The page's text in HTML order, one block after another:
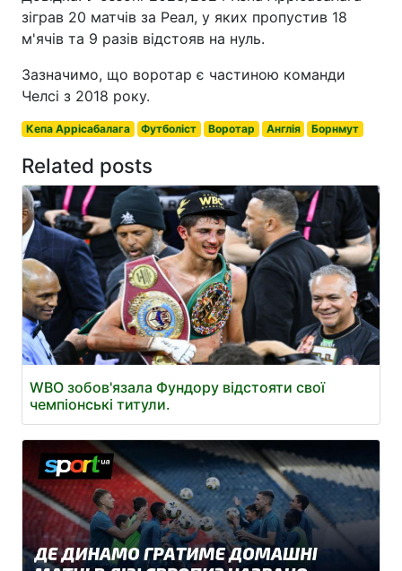
зіграв 20 матчів за Реал, у яких пропустив 18
м'ячів та 9 разів відстояв на нуль.
Зазначимо, що воротар є частиною команди
Челсі з 2018 року.
Кепа Аррісабалага Футболіст Воротар Англія Борнмут
Related posts
WBO зобов'язала Фундору відстояти свої
чемпіонські титули.